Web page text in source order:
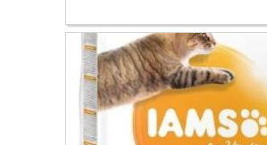
13.99 €